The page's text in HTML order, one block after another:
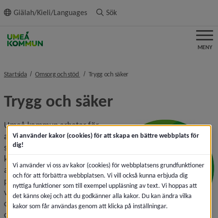
innehållet
Giälah/Kieli/Languages Sök
MENY
Startsida Omsorg och stöd nivå i brödsmulenavigeringen
Trygg och säkernivå i brödsmulenavigeringen
Trygg och säker
Umeå kommun arbetar för
att det ska vara tryggt och
säkert att bo och vistas i
kommunen. Det sker bland
annat genom grundläggande
planering för att klara
vardagliga olyckor, stora
olyckor och väldigt allvarliga
olyckor och kriser. Det sker
Vi använder kakor (cookies) för att skapa en bättre webbplats för
dig!
Vi använder vi oss av kakor (cookies) för webbplatsens grundfunktioner
och för att förbättra webbplatsen. Vi vill också kunna erbjuda dig
nyttiga funktioner som till exempel uppläsning av text. Vi hoppas att
det känns okej och att du godkänner alla kakor. Du kan ändra vilka
kakor som får användas genom att klicka på inställningar.